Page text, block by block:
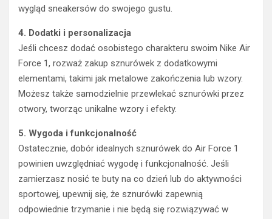
wygląd sneakersów do swojego gustu.
4. Dodatki i personalizacja
Jeśli chcesz dodać osobistego charakteru swoim Nike Air
Force 1, rozważ zakup sznurówek z dodatkowymi
elementami, takimi jak metalowe zakończenia lub wzory.
Możesz także samodzielnie przewlekać sznurówki przez
otwory, tworząc unikalne wzory i efekty.
5. Wygoda i funkcjonalność
Ostatecznie, dobór idealnych sznurówek do Air Force 1
powinien uwzględniać wygodę i funkcjonalność. Jeśli
zamierzasz nosić te buty na co dzień lub do aktywności
sportowej, upewnij się, że sznurówki zapewnią
odpowiednie trzymanie i nie będą się rozwiązywać w